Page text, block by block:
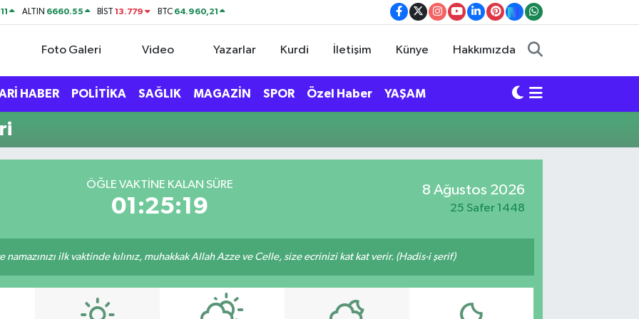
ALTIN 6660.55 BİST13.779 BTC 64.960,21
Foto Galeri Video Yazarlar Kurdi İletişim Künye Hakkımızda
HABER POLİTİKA SAĞLIK MAGAZİN SPOR Özel Haber YAŞAM
ÖĞLE VAKTINE KALAN SÜRE
01:25:19
8 Ağustos 2026
25 Safer 1448
ilk vaktinde kılınız, muhakkak Allah Azze ve Celle, size ecrinizi kat kat verir. (Hadis-i şerif)